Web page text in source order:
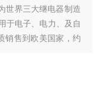
世界三大继电器制造
于电子、电力、及自
销售到欧美国家，约